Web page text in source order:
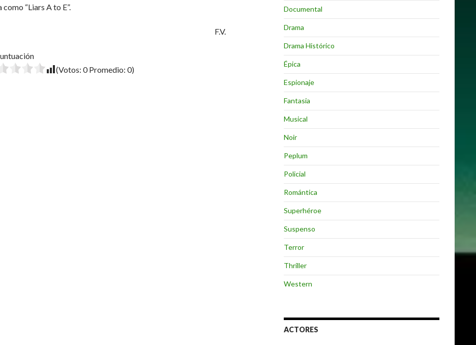
como “Liars A to E”.
F.V.
(Votos: 0Promedio: 0)
Documental
Drama
Drama Histórico
Épica
Espionaje
Fantasia
Musical
Noir
Peplum
Policial
Romántica
Superhéroe
Suspenso
Terror
Thriller
Western
ACTORES